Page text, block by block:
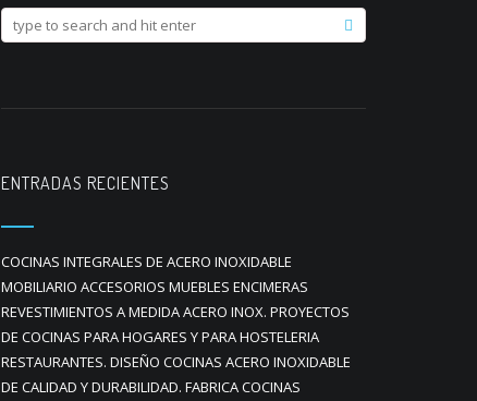
ENTRADAS RECIENTES
COCINAS INTEGRALES DE ACERO INOXIDABLE
MOBILIARIO ACCESORIOS MUEBLES ENCIMERAS
REVESTIMIENTOS A MEDIDA ACERO INOX. PROYECTOS
DE COCINAS PARA HOGARES Y PARA HOSTELERIA
RESTAURANTES. DISEÑO COCINAS ACERO INOXIDABLE
DE CALIDAD Y DURABILIDAD. FABRICA COCINAS